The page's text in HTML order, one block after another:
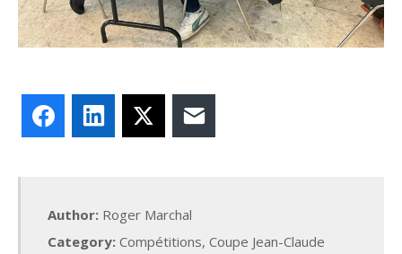
FacebookLinkedIn
Author: Roger Marchal
Category: Compétitions, Coupe Jean-Claude